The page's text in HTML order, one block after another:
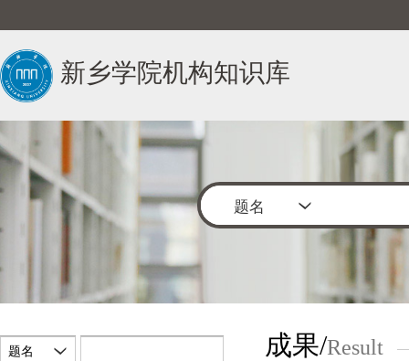
新乡学院机构知识库
题名
题名 成果/Result